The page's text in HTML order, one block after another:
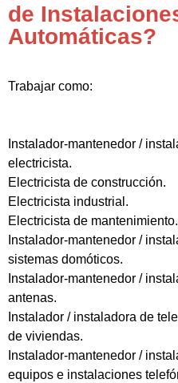
de
Automáticas?
Trabajar como:
Instalador-mantenedor /
electricista.
Electricista de construcción.
Electricista industrial.
Electricista de mantenimiento.
Instalador-mantenedor /
sistemas domóticos.
Instalador-mantenedor /
antenas.
Instalador / instaladora de
de viviendas.
Instalador-mantenedor /
equipos e instalaciones